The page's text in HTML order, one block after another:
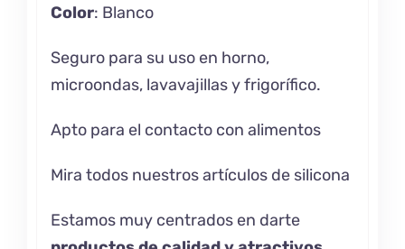
Color: Blanco
Seguro para su uso en horno,
microondas, lavavajillas y frigorífico.
Apto para el contacto con alimentos
Mira todos nuestros artículos de silicona
Estamos muy centrados en darte